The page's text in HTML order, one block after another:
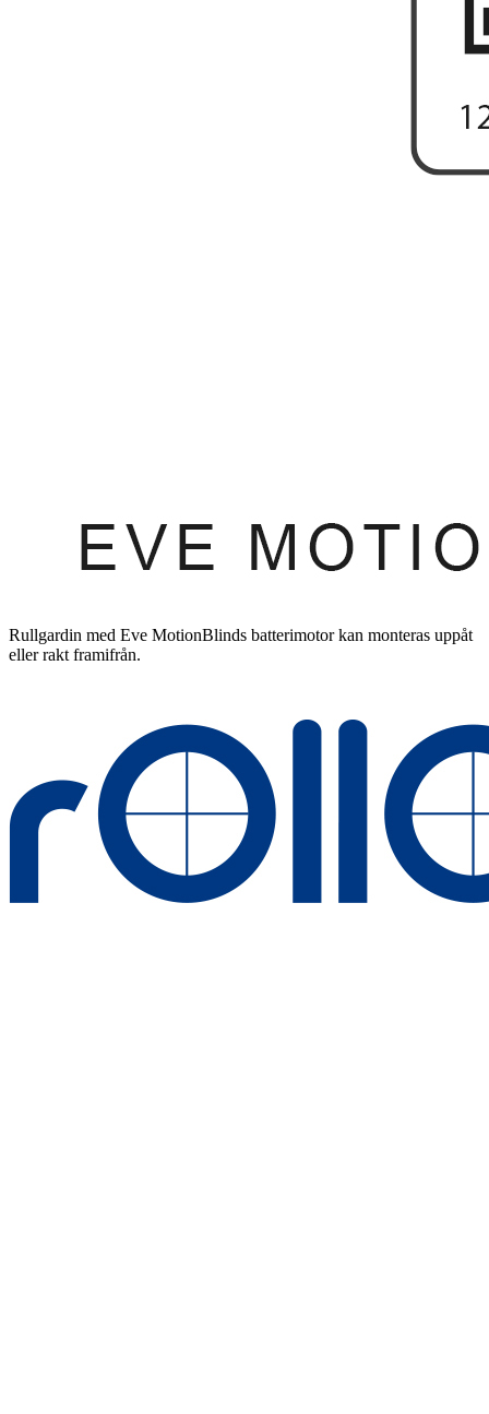
Rullgardin med Eve MotionBlinds batterimotor kan monteras uppåt
eller rakt framifrån.